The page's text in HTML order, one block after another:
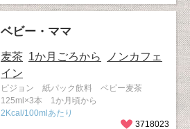
ベビー・ママ
麦茶 1か月ごろから
ノンカフェ
イン
ピジョン 紙パック飲料 ベビー麦茶
125ml×3本 1か月頃から
2Kcal/100mlあたり
3718023